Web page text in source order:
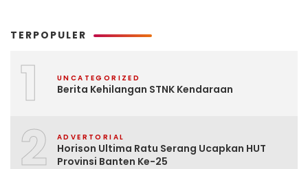
TERPOPULER
1 UNCATEGORIZED
Berita Kehilangan STNK Kendaraan
2 ADVERTORIAL
Horison Ultima Ratu Serang Ucapkan HUT
Provinsi Banten Ke-25